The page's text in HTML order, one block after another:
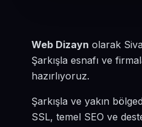
Web Dizayn olarak
Şarkışla esnafı ve
hazırlıyoruz.
Şarkışla ve yakın
SSL, temel SEO ve